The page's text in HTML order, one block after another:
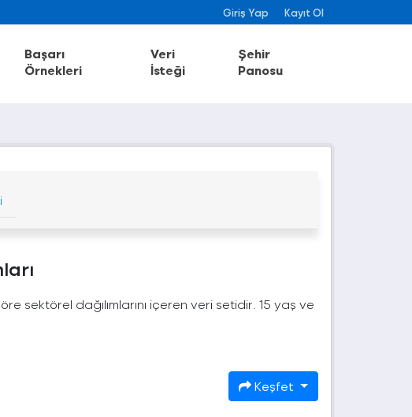
Giriş Yap Kayıt Ol
Başarı
Örnekleri
Veri
İsteği
Şehir
Panosu
sektörel dağılımlarını içeren veri setidir. 15 yaş ve
Keşfet